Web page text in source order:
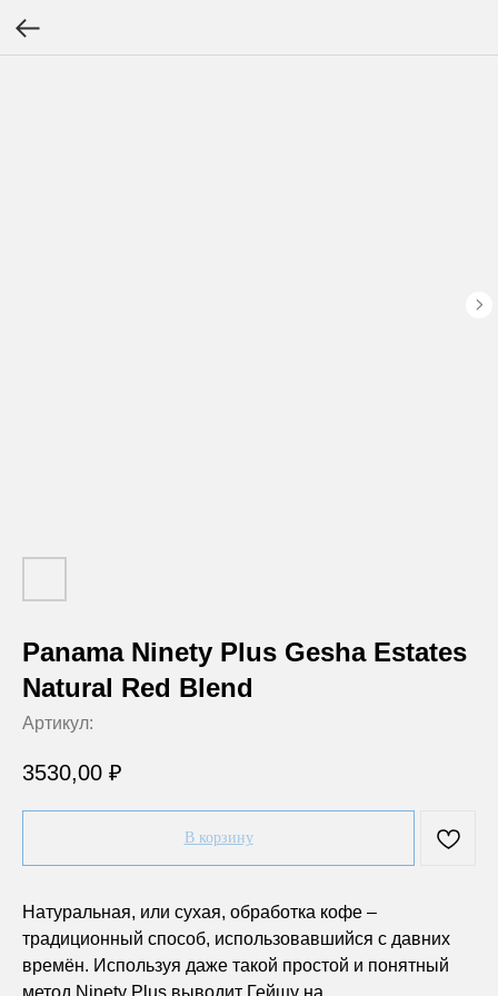
Panama Ninety Plus Gesha Estates
Natural Red Blend
Артикул:
3530,00 ₽
В корзину
Натуральная, или сухая, обработка кофе –
традиционный способ, использовавшийся с давних
времён. Используя даже такой простой и понятный